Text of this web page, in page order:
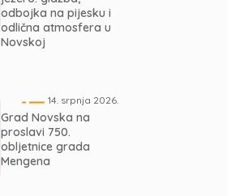
odbojka na pijesku i
odlična atmosfera u
Novskoj
14. srpnja 2026.
Grad Novska na
proslavi 750.
obljetnice grada
Mengena